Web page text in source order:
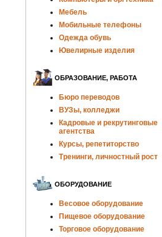
Мебель
Мобильные телефоны
Одежда обувь
Ювелирные изделия
ОБРАЗОВАНИЕ, РАБОТА
Бюро переводов
ВУЗы, колледжи
Кадровые и рекрутинговые
агентства
Курсы, репетиторство
Тренинги, личностный рост
ОБОРУДОВАНИЕ
Весовое оборудование
Пищевое оборудование
Торговое оборудование